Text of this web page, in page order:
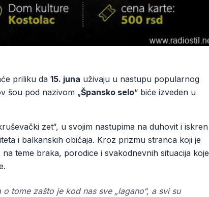
priliku da 15. juna uživaju u nastupu popularnog
šou pod nazivom „Špansko selo“ biće izveden u
zet“, u svojim nastupima na duhovit i iskren
i balkanskih običaja. Kroz prizmu stranca koji je
teme braka, porodice i svakodnevnih situacija koje
tome zašto je kod nas sve „lagano“, a svi su